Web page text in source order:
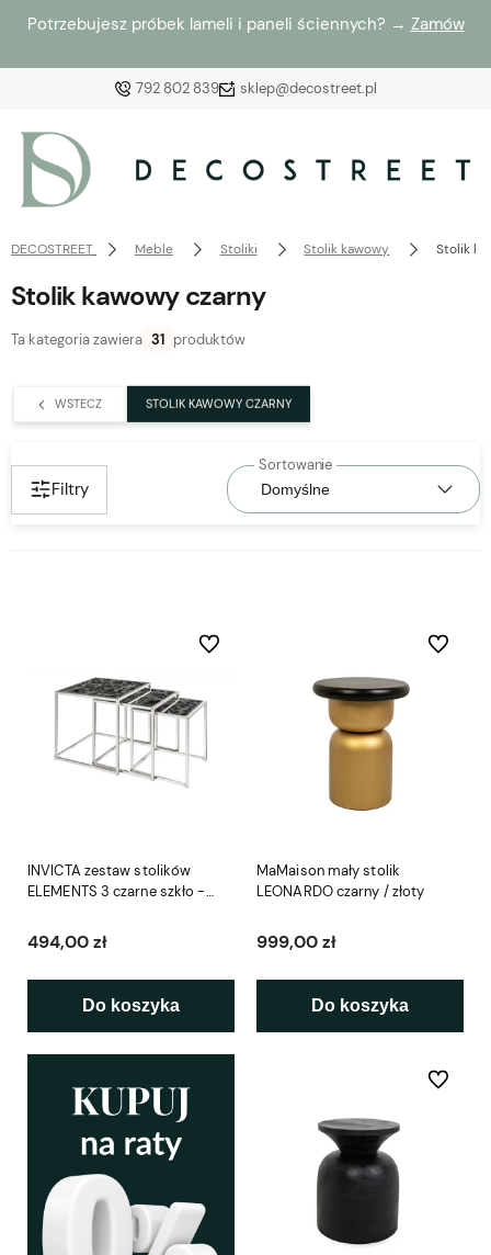
Potrzebujesz próbek lameli i paneli ściennych? → Zamów
792 802 839 sklep@decostreet.pl
Załóż konto
zaloguj się, aby przywrócić dodane produkty do listy
z poprzedniej sesji.
DECOSTREET Meble Stoliki Stolik kawowy Stolik
Stolik kawowy czarny
Ta kategoria zawiera 31 produktów
WSTECZ STOLIK KAWOWY CZARNY
Filtry
INVICTA zestaw stolików
ELEMENTS 3 czarne szkło -
494,00 zł
Do koszyka
Do ulubionych
MaMaison mały stolik
LEONARDO czarny / złoty
999,00 zł
Do koszyka
Do
Do